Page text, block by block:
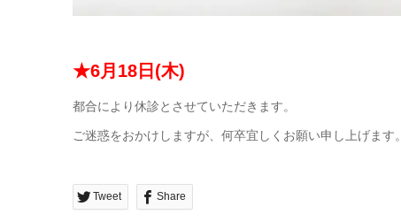
★6月18日(木)
都合により休診とさせていただきます。
ご迷惑をおかけしますが、何卒宜しくお願い申し上げます。
Tweet Share